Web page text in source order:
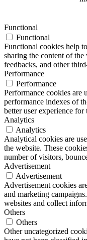
Functional
Functional
Functional cookies help
sharing the content of
feedbacks, and other
Performance
Performance
Performance cookies are
performance indexes of
better user experience for
Analytics
Analytics
Analytical cookies are
the website. These
number of visitors,
Advertisement
Advertisement
Advertisement cookies
and marketing
websites and collect
Others
Others
Other uncategorized